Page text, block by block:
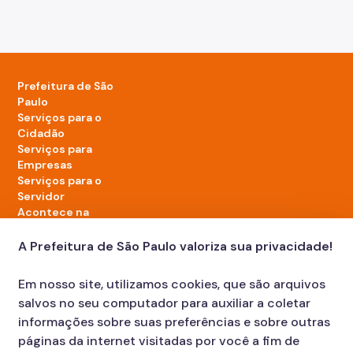
Prefeitura de São
Paulo
Serviços para o
Cidadão
Serviços para
Empresas
Serviços para o
Servidor
Acontece na
LinkedIn da Prefeitura de São Paulo
TikTok da Prefeitura de São Paulo
YouTube da Prefeitura de São Paulo
X da Prefeitura de São Paulo
Instagram da Prefeitura de São Paulo
Facebook da Prefeitura de São Paulo
Diário Oficial
A Prefeitura de São Paulo valoriza sua privacidade!
Em nosso site, utilizamos cookies, que são arquivos
salvos no seu computador para auxiliar a coletar
informações sobre suas preferências e sobre outras
páginas da internet visitadas por você a fim de